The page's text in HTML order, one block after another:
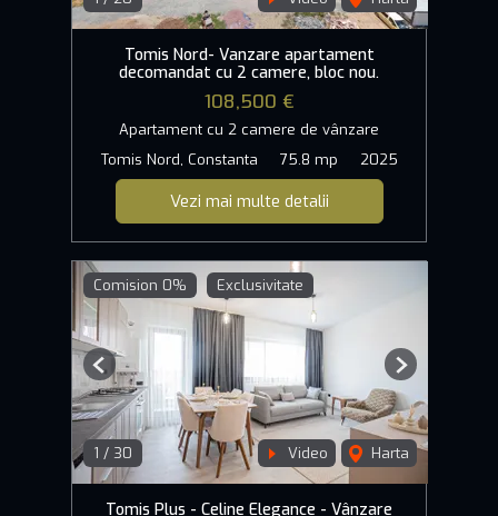
Tomis Nord- Vanzare apartament
decomandat cu 2 camere, bloc nou.
108,500 €
Apartament cu 2 camere de vânzare
Tomis Nord, Constanta
75.8 mp 2025
Vezi mai multe detalii
Comision 0% Exclusivitate
1 / 30 Video Harta
Previous Next
Tomis Plus - Celine Elegance - Vânzare